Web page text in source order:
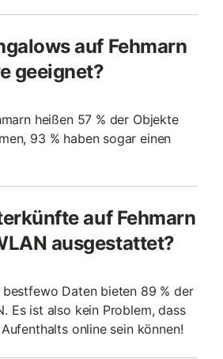
auf Fehmarn
geeignet?
heißen 57 % der Objekte
93 % haben sogar einen
auf Fehmarn
ausgestattet?
bestfewo Daten bieten 89 % der
Es ist also kein Problem, dass
online sein können!